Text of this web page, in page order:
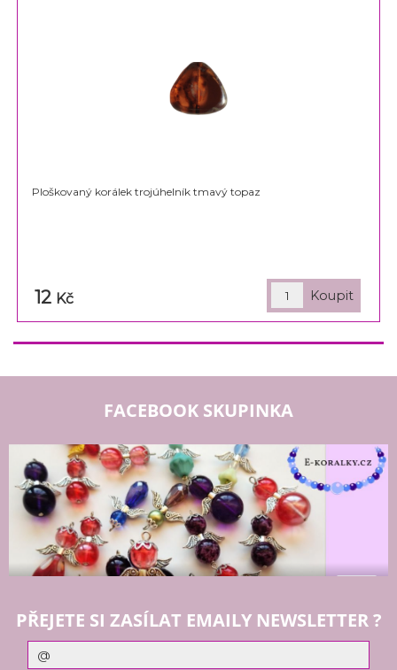
Ploškovaný korálek trojúhelník tmavý topaz
12 Kč
FACEBOOK SKUPINKA
PŘEJETE SI ZASÍLAT EMAILY NEWSLETTER ?